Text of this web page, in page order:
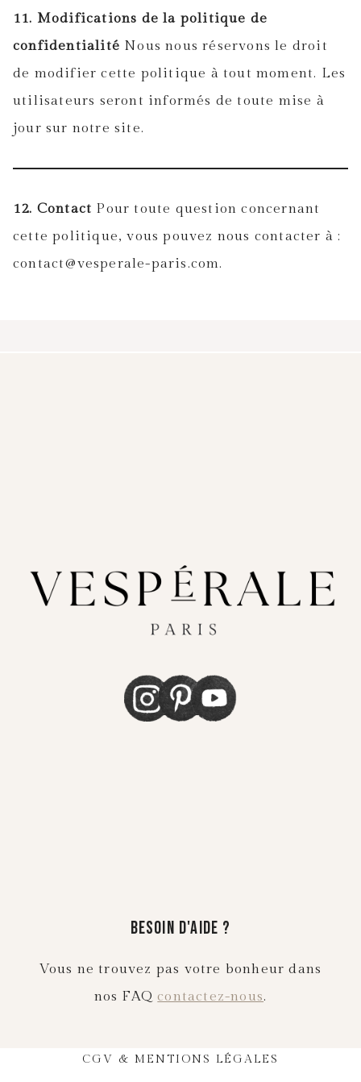
11. Modifications de la politique de
confidentialité Nous nous réservons le droit
de modifier cette politique à tout moment. Les
utilisateurs seront informés de toute mise à
jour sur notre site.
12. Contact Pour toute question concernant
cette politique, vous pouvez nous contacter à :
contact@vesperale-paris.com.
Besoin d'aide ?
Vous ne trouvez pas votre bonheur dans
nos FAQ contactez-nous.
CGV & MENTIONS LÉGALES